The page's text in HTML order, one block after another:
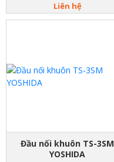
Liên hệ
Đầu nối khuôn TS-3SM
YOSHIDA